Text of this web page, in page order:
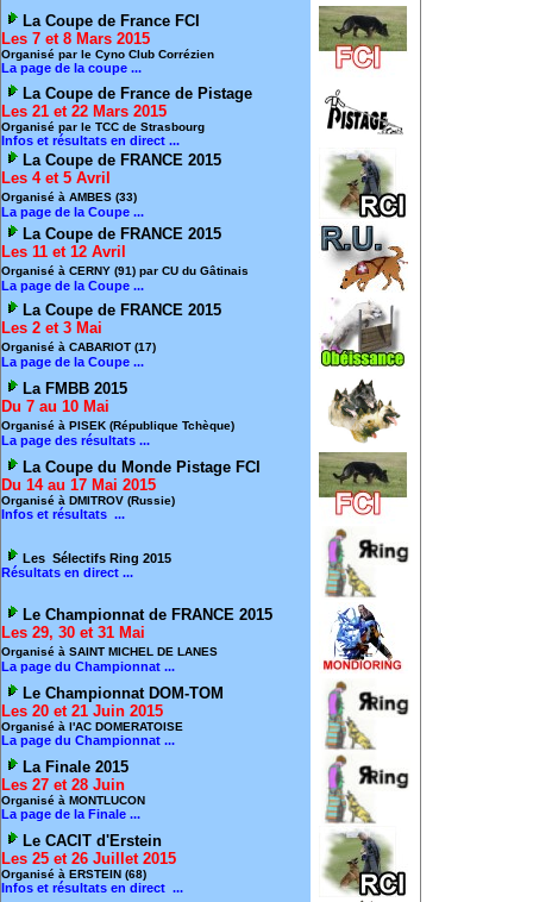
La Coupe de France FCI
Les 7 et 8 Mars 2015
Organisé par le Cyno Club Corrézien
La page de la coupe ...
La Coupe de France de Pistage
Les 21 et 22 Mars 2015
Organisé par le TCC de Strasbourg
Infos et résultats en direct ...
La Coupe de FRANCE 2015
Les 4 et 5 Avril
Organisé à AMBES (33)
La page de la Coupe ...
La Coupe de FRANCE 2015
Les 11 et 12 Avril
Organisé à CERNY (91) par CU du Gâtinais
La page de la Coupe ...
La Coupe de FRANCE 2015
Les 2 et 3 Mai
Organisé à CABARIOT (17)
La page de la Coupe ...
La FMBB 2015
Du 7 au 10 Mai
Organisé à PISEK (République Tchèque)
La page des résultats ...
La Coupe du Monde Pistage FCI
Du 14 au 17 Mai 2015
Organisé à DMITROV (Russie)
Infos et résultats ...
Les Sélectifs Ring 2015
Résultats en direct ...
Le Championnat de FRANCE 2015
Les 29, 30 et 31 Mai
Organisé à SAINT MICHEL DE LANES
La page du Championnat ...
Le Championnat DOM-TOM
Les 20 et 21 Juin 2015
Organisé à l'AC DOMERATOISE
La page du Championnat ...
La Finale 2015
Les 27 et 28 Juin
Organisé à MONTLUCON
La page de la Finale ...
Le CACIT d'Erstein
Les 25 et 26 Juillet 2015
Organisé à ERSTEIN (68)
Infos et résultats en direct ...